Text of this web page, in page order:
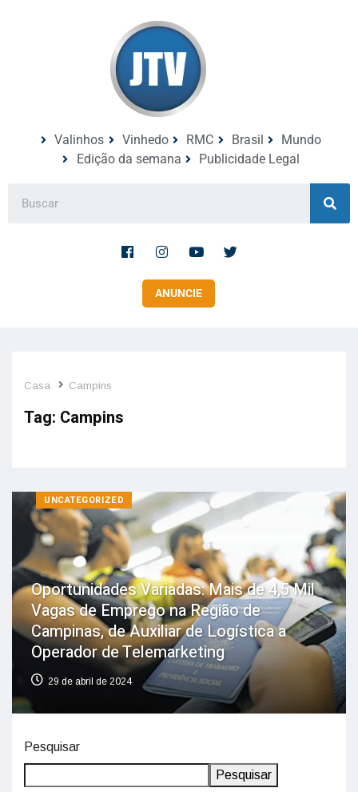
Valinhos Vinhedo RMC Brasil
Mundo
Edição da semana
Publicidade Legal
ANUNCIE
Casa Campins
Tag: Campins
UNCATEGORIZED
Oportunidades Variadas: Mais de 4,5 Mil
Vagas de Emprego na Região de
Campinas, de Auxiliar de Logística a
Operador de Telemarketing
29 de abril de 2024
Pesquisar
Pesquisar